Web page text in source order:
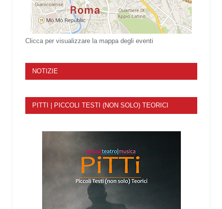
Clicca per visualizzare la mappa degli eventi
NOTIZIE
PITTI | PICCOLI TESTI (NON SOLO) TEORICI